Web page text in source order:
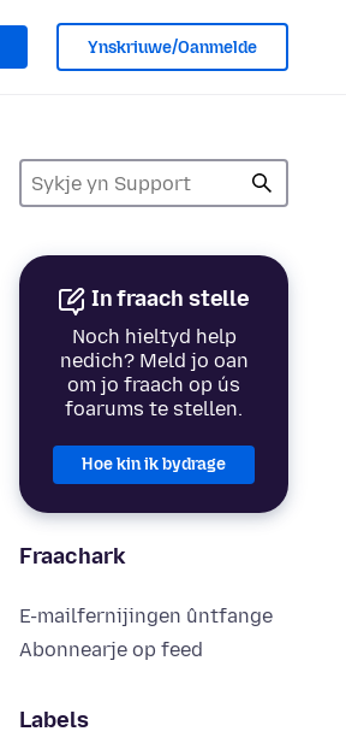
Ynskriuwe/Oanmelde
In fraach stelle
Noch hieltyd help
nedich? Meld jo oan
om jo fraach op ús
foarums te stellen.
Hoe kin ik bydrage
Fraachark
E-mailfernijingen ûntfange
Abonnearje op feed
Labels